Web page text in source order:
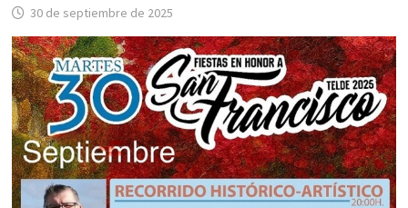
30 de septiembre de 2025